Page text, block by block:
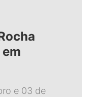
e 03 de